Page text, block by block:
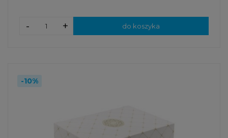
+
- do koszyka
-10%